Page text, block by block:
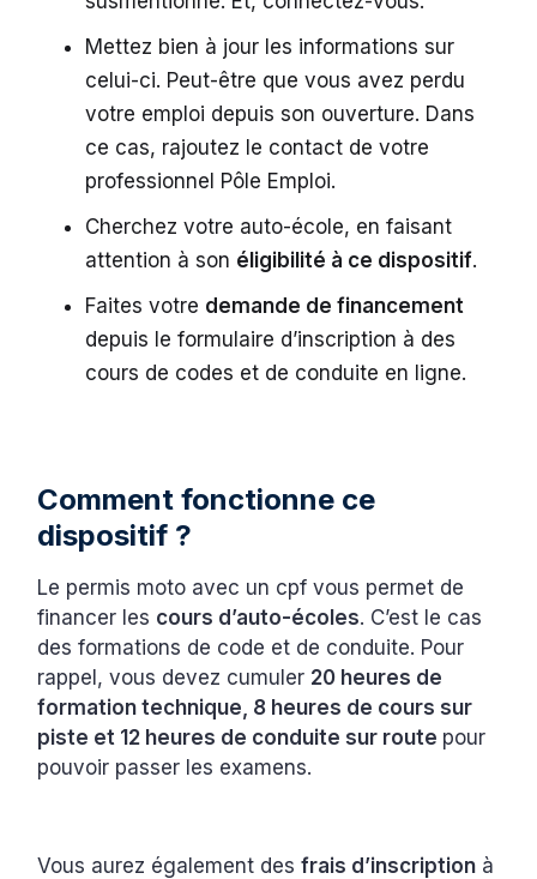
Mettez bien à jour les informations sur
celui-ci. Peut-être que vous avez perdu
votre emploi depuis son ouverture. Dans
ce cas, rajoutez le contact de votre
professionnel Pôle Emploi.
Cherchez votre auto-école, en faisant
attention à son éligibilité à ce dispositif.
Faites votre demande de financement
depuis le formulaire d’inscription à des
cours de codes et de conduite en ligne.
Comment fonctionne ce
dispositif ?
Le permis moto avec un cpf vous permet de
financer les cours d’auto-écoles. C’est le cas
des formations de code et de conduite. Pour
rappel, vous devez cumuler 20 heures de
formation technique, 8 heures de cours sur
piste et 12 heures de conduite sur route pour
pouvoir passer les examens.
Vous aurez également desfrais d’inscription à